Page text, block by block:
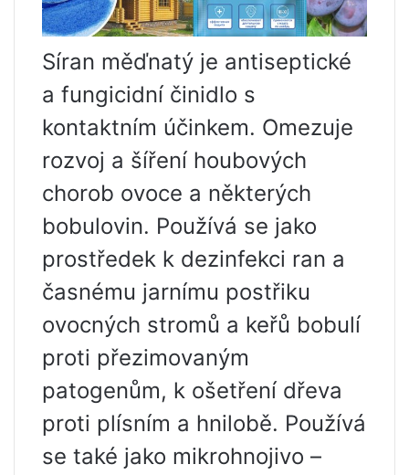
Síran měďnatý je antiseptické
a fungicidní činidlo s
kontaktním účinkem. Omezuje
rozvoj a šíření houbových
chorob ovoce a některých
bobulovin. Používá se jako
prostředek k dezinfekci ran a
časnému jarnímu postřiku
ovocných stromů a keřů bobulí
proti přezimovaným
patogenům, k ošetření dřeva
proti plísním a hnilobě. Používá
se také jako mikrohnojivo –